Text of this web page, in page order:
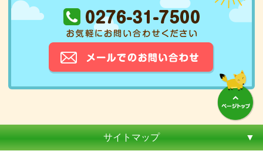
サイトマップ